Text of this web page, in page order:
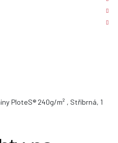
PloteS® 240g/m² , Stříbrná, 1